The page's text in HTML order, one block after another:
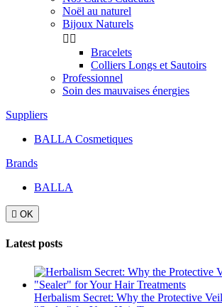
Noël au naturel
Bijoux Naturels
 
Bracelets
Colliers Longs et Sautoirs
Professionnel
Soin des mauvaises énergies
Suppliers
BALLA Cosmetiques
Brands
BALLA
 OK
Latest posts
Herbalism Secret: Why the Protective